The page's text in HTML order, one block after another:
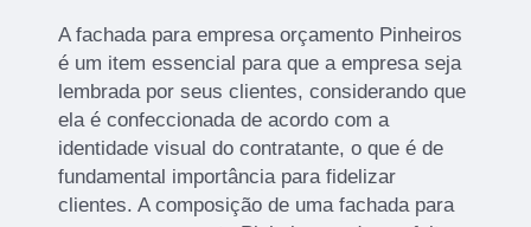
A fachada para empresa orçamento Pinheiros
é um item essencial para que a empresa seja
lembrada por seus clientes, considerando que
ela é confeccionada de acordo com a
identidade visual do contratante, o que é de
fundamental importância para fidelizar
clientes. A composição de uma fachada para